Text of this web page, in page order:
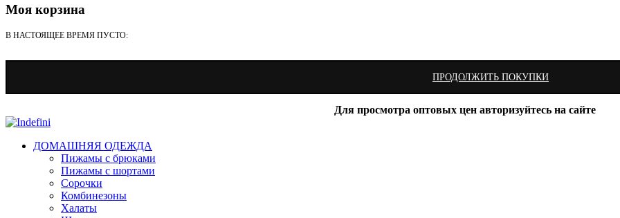
Моя корзина
В НАСТОЯЩЕЕ ВРЕМЯ ПУСТО:
ПРОДОЛЖИТЬ ПОКУПКИ
Для просмотра оптовых цен авторизуйтесь на сайте
ДОМАШНЯЯ ОДЕЖДА
Пижамы с брюками
Пижамы с шортами
Сорочки
Комбинезоны
Халаты